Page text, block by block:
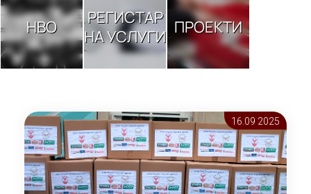
НВО
РЕГИСТАР
НА УСЛУГИ ПРОЕКТИ
16.09 2025